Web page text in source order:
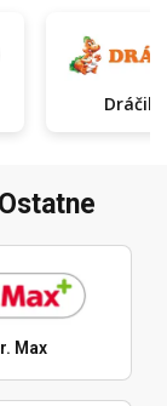
Dráčik
Max